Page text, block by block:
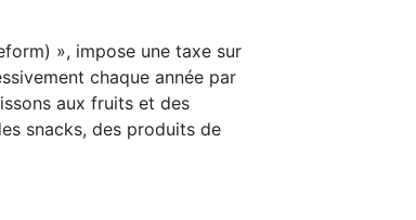
», impose une taxe sur
chaque année par
aux fruits et des
snacks, des produits de